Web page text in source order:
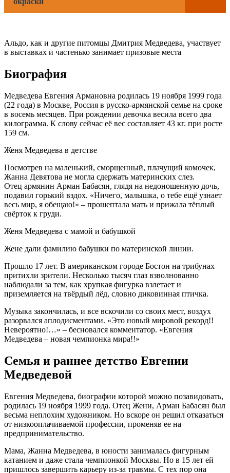
Альдо, как и другие питомцы Дмитрия Медведева, участвует
в выставках и частенько занимает призовые места
Биография
Медведева Евгения Армановна родилась 19 ноября 1999 года
(22 года) в Москве, Россия в русско-армянской семье на сроке
в восемь месяцев. При рождении девочка весила всего два
килограмма. К слову сейчас её вес составляет 43 кг. при росте
159 см.
Женя Медведева в детстве
Посмотрев на маленький, сморщенный, плачущий комочек,
Жанна Девятова не могла сдержать материнских слез.
Отец армянин Арман Бабасян, глядя на недоношенную дочь,
подавил горький вздох. «Ничего, малышка, о тебе ещё узнает
весь мир, я обещаю!» – прошептала мать и прижала тёплый
свёрток к груди.
Женя Медведева с мамой и бабушкой
Жене дали фамилию бабушки по материнской линии.
Прошло 17 лет. В американском городе Бостон на трибунах
притихли зрители. Несколько тысяч глаз взволнованно
наблюдали за тем, как хрупкая фигурка взлетает и
приземляется на твёрдый лёд, словно диковинная птичка.
Музыка закончилась, и все вскочили со своих мест, воздух
разорвался аплодисментами. «Это новый мировой рекорд!!
Невероятно!…» – бесновался комментатор. «Евгения
Медведева – новая чемпионка мира!!»
Семья и раннее детство Евгении
Медведевой
Евгения Медведева, биографии которой можно позавидовать,
родилась 19 ноября 1999 года. Отец Жени, Арман Бабасян был
весьма неплохим художником. Но вскоре он решил отказаться
от низкооплачиваемой профессии, променяв ее на
предпринимательство.
Мама, Жанна Медведева, в юности занималась фигурным
катанием и даже стала чемпионкой Москвы. Но в 15 лет ей
пришлось завершить карьеру из-за травмы. С тех пор она